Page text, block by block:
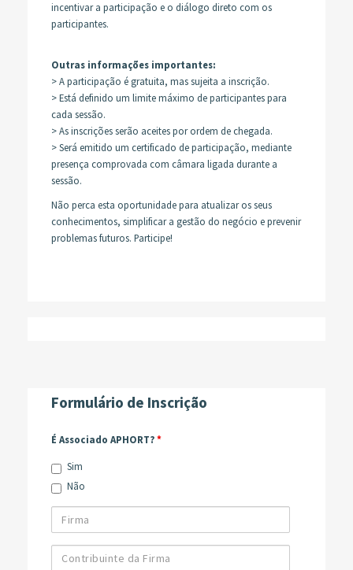
incentivar a participação e o diálogo direto com os
participantes.
Outras informações importantes:
> A participação é gratuita, mas sujeita a inscrição.
> Está definido um limite máximo de participantes para
cada sessão.
> As inscrições serão aceites por ordem de chegada.
> Será emitido um certificado de participação, mediante
presença comprovada com câmara ligada durante a
sessão.
Não perca esta oportunidade para atualizar os seus
conhecimentos, simplificar a gestão do negócio e prevenir
problemas futuros. Participe!
Formulário de Inscrição
É Associado APHORT?*
Sim
Não